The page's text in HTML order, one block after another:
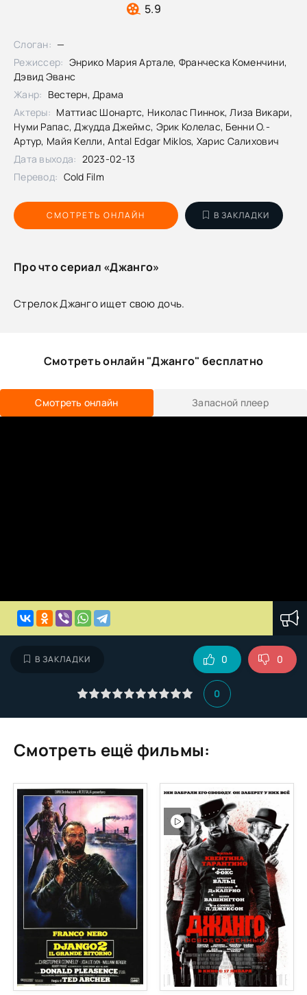
5.9
СМОТРЕТЬ ОНЛАЙН В ЗАКЛАДКИ
Слоган: —
Режиссер: Энрико Мария Артале, Франческа Коменчини,
Дэвид Эванс
Жанр: Вестерн, Драма
Актеры: Маттиас Шонартс, Николас Пиннок, Лиза Викари,
Нуми Рапас, Джудда Джеймс, Эрик Колелас, Бенни О.-
Артур, Майя Келли, Antal Edgar Miklos, Харис Салихович
Дата выхода: 2023-02-13
Перевод: Cold Film
Про что сериал «Джанго»
Стрелок Джанго ищет свою дочь.
Смотреть онлайн "Джанго" бесплатно
Смотреть онлайн Запасной плеер
В ЗАКЛАДКИ
0
0 0
Смотреть ещё фильмы: